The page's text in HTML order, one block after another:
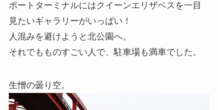
ポートターミナルにはクイーンエリザベスを一目
見たいギャラリーがいっぱい！
人混みを避けようと北公園へ。
それでもものすごい人で、駐車場も満車でした。
生憎の曇り空。